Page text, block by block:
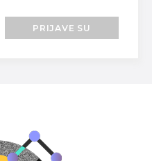
PRIJAVE SU